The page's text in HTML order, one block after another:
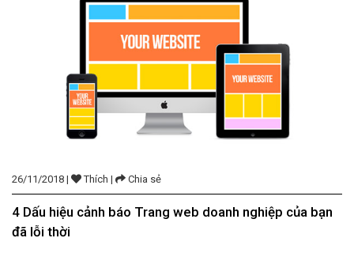
26/11/2018 | Thích | Chia sẻ
4 Dấu hiệu cảnh báo Trang web doanh nghiệp của bạn
đã lỗi thời